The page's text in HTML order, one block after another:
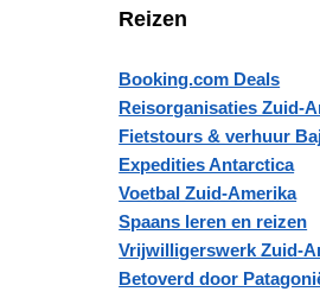
Reizen
Booking.com Deals
Reisorganisaties Zuid-
Fietstours & verhuur
Expedities Antarctica
Voetbal Zuid-Amerika
Spaans leren en reizen
Vrijwilligerswerk Zuid-
Betoverd door